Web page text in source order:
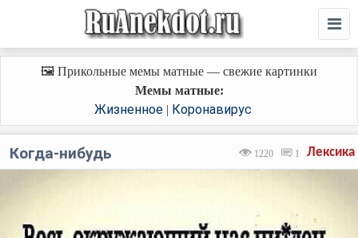
🖼️ Прикольные мемы матные — свежие картинки
Мемы матные:
Жизненное | Коронавирус
Лексика
1220 1
Когда-нибудь